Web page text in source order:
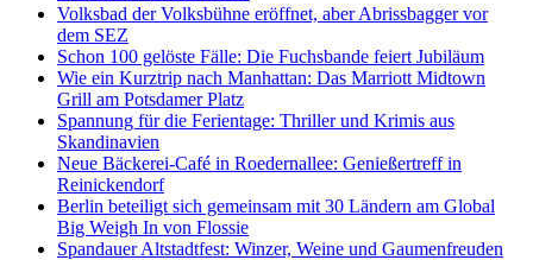
Volksbad der Volksbühne eröffnet, aber Abrissbagger vor
dem SEZ
Schon 100 gelöste Fälle: Die Fuchsbande feiert Jubiläum
Wie ein Kurztrip nach Manhattan: Das Marriott Midtown
Grill am Potsdamer Platz
Spannung für die Ferientage: Thriller und Krimis aus
Skandinavien
Neue Bäckerei-Café in Roedernallee: Genießertreff in
Reinickendorf
Berlin beteiligt sich gemeinsam mit 30 Ländern am Global
Big Weigh In von Flossie
Spandauer Altstadtfest: Winzer, Weine und Gaumenfreuden